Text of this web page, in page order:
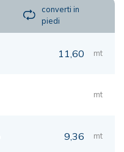
converti in
piedi
11,60 mt
mt
9,36 mt